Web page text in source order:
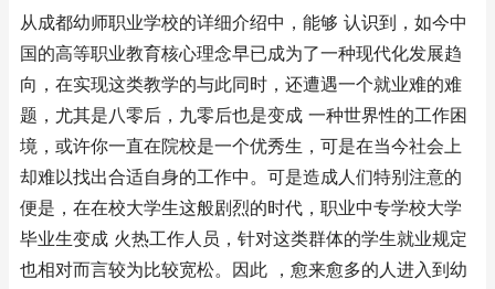
从成都幼师职业学校的详细介绍中，能够 认识到，如今中
国的高等职业教育核心理念早已成为了一种现代化发展趋
向，在实现这类教学的与此同时，还遭遇一个就业难的难
题，尤其是八零后，九零后也是变成 一种世界性的工作困
境，或许你一直在院校是一个优秀生，可是在当今社会上
却难以找出合适自身的工作中。可是造成人们特别注意的
便是，在在校大学生这般剧烈的时代，职业中专学校大学
毕业生变成 火热工作人员，针对这类群体的学生就业规定
也相对而言较为比较宽松。因此 ，愈来愈多的人进入到幼